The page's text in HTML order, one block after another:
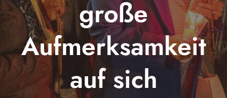
große
Aufmerksamkeit
auf sich